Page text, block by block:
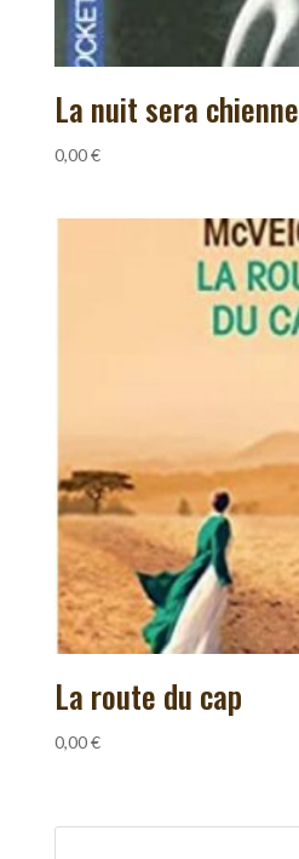
La nuit sera chienne
0,00€
La route du cap
0,00€